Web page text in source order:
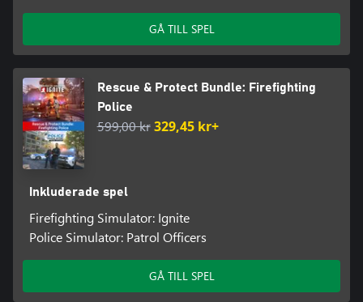
GÅ TILL SPEL
Rescue & Protect Bundle: Firefighting
Police
599,00 kr 329,45 kr+
Inkluderade spel
Firefighting Simulator: Ignite
Police Simulator: Patrol Officers
GÅ TILL SPEL